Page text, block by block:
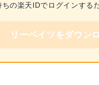
の楽天IDでログインするだ
リーベイツをダウン